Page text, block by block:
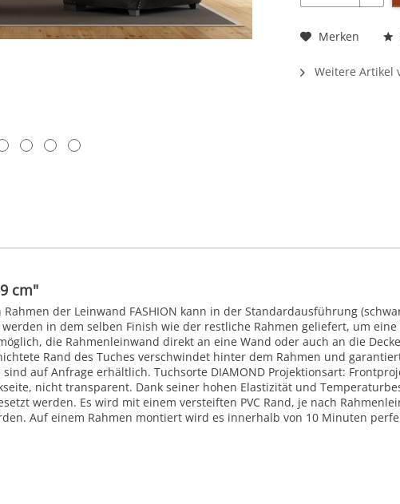
Merken
Weitere Artikel
cm"
der Leinwand FASHION kann in der Standardausführung
in dem selben Finish wie der restliche Rahmen geliefert, um
die Rahmenleinwand direkt an eine Wand oder auch an die
Rand des Tuches verschwindet hinter dem Rahmen und
auf Anfrage erhältlich. Tuchsorte DIAMOND Projektionsart:
nicht transparent. Dank seiner hohen Elastizität und
werden. Es wird mit einem versteiften PVC Rand, je nach
Auf einem Rahmen montiert wird es innerhalb von 10 Minuten